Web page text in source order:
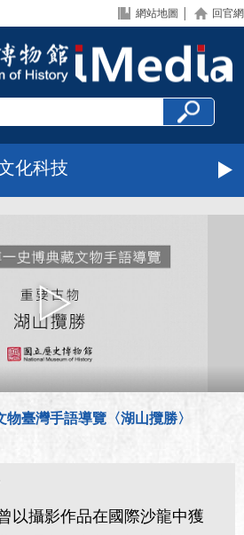
網站地圖 回官網
化科技
臺灣手語導覽〈湖山攬勝〉
以攝影作品在國際沙龍中獲